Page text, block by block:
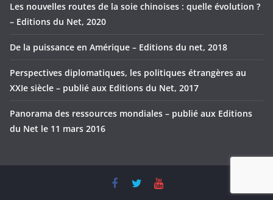
Les nouvelles routes de la soie chinoises : quelle évolution ?
– Editions du Net, 2020
De la puissance en Amérique – Editions du net, 2018
Perspectives diplomatiques, les politiques étrangères au
XXIe siècle – publié aux Editions du Net, 2017
Panorama des ressources mondiales – publié aux Editions
du Net le 11 mars 2016